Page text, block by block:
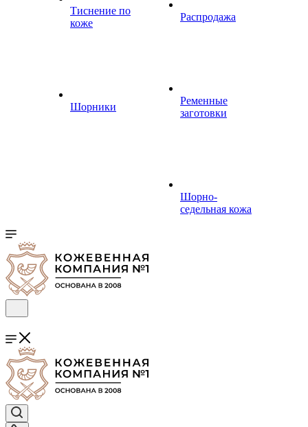
Тиснение по
коже
Шорники
Распродажа
Ременные
заготовки
Шорно-
седельная кожа